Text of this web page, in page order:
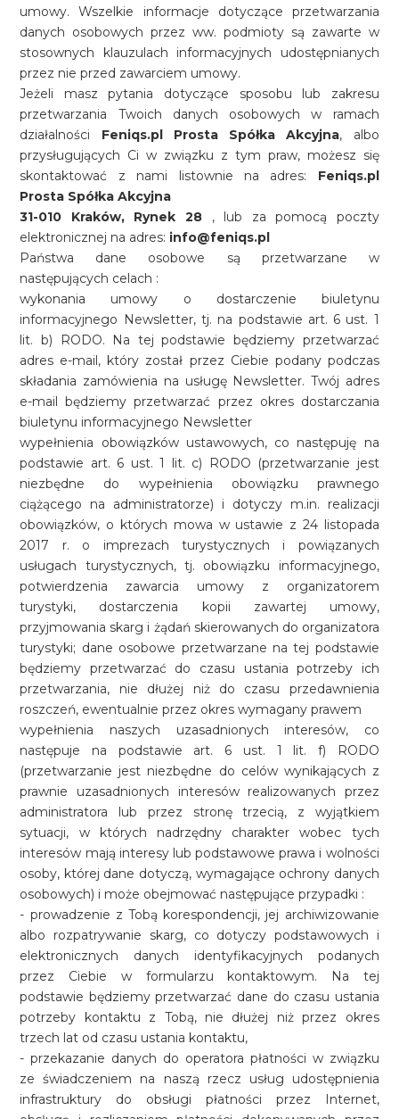
umowy. Wszelkie informacje dotyczące przetwarzania
danych osobowych przez ww. podmioty są zawarte w
stosownych klauzulach informacyjnych udostępnianych
przez nie przed zawarciem umowy.
Jeżeli masz pytania dotyczące sposobu lub zakresu
przetwarzania Twoich danych osobowych w ramach
działalności Feniqs.pl Prosta Spółka Akcyjna, albo
przysługujących Ci w związku z tym praw, możesz się
skontaktować z nami listownie na adres: Feniqs.pl
Prosta Spółka Akcyjna
31-010 Kraków, Rynek 28, lub za pomocą poczty
elektronicznej na adres: info@feniqs.pl
Państwa dane osobowe są przetwarzane w
następujących celach :
wykonania umowy o dostarczenie biuletynu
informacyjnego Newsletter, tj. na podstawie art. 6 ust. 1
lit. b) RODO. Na tej podstawie będziemy przetwarzać
adres e-mail, który został przez Ciebie podany podczas
składania zamówienia na usługę Newsletter. Twój adres
e-mail będziemy przetwarzać przez okres dostarczania
biuletynu informacyjnego Newsletter
wypełnienia obowiązków ustawowych, co następuję na
podstawie art. 6 ust. 1 lit. c) RODO (przetwarzanie jest
niezbędne do wypełnienia obowiązku prawnego
ciążącego na administratorze) i dotyczy m.in. realizacji
obowiązków, o których mowa w ustawie z 24 listopada
2017 r. o imprezach turystycznych i powiązanych
usługach turystycznych, tj. obowiązku informacyjnego,
potwierdzenia zawarcia umowy z organizatorem
turystyki, dostarczenia kopii zawartej umowy,
przyjmowania skarg i żądań skierowanych do organizatora
turystyki; dane osobowe przetwarzane na tej podstawie
będziemy przetwarzać do czasu ustania potrzeby ich
przetwarzania, nie dłużej niż do czasu przedawnienia
roszczeń, ewentualnie przez okres wymagany prawem
wypełnienia naszych uzasadnionych interesów, co
następuje na podstawie art. 6 ust. 1 lit. f) RODO
(przetwarzanie jest niezbędne do celów wynikających z
prawnie uzasadnionych interesów realizowanych przez
administratora lub przez stronę trzecią, z wyjątkiem
sytuacji, w których nadrzędny charakter wobec tych
interesów mają interesy lub podstawowe prawa i wolności
osoby, której dane dotyczą, wymagające ochrony danych
osobowych) i może obejmować następujące przypadki :
- prowadzenie z Tobą korespondencji, jej archiwizowanie
albo rozpatrywanie skarg, co dotyczy podstawowych i
elektronicznych danych identyfikacyjnych podanych
przez Ciebie w formularzu kontaktowym. Na tej
podstawie będziemy przetwarzać dane do czasu ustania
potrzeby kontaktu z Tobą, nie dłużej niż przez okres
trzech lat od czasu ustania kontaktu,
- przekazanie danych do operatora płatności w związku
ze świadczeniem na naszą rzecz usług udostępnienia
infrastruktury do obsługi płatności przez Internet,